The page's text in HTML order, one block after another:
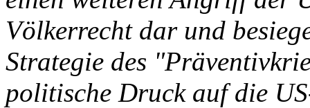
Völkerrecht dar und
Strategie des
politische Druck auf die